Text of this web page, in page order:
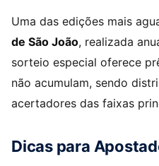
Uma das edições mais
de São João, realizada
sorteio especial oferece
não acumulam, sendo
acertadores das faixas
Dicas para